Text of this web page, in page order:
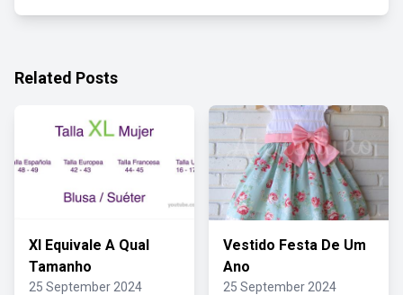
Related Posts
Xl Equivale A Qual
Tamanho
25 September 2024
Vestido Festa De Um
Ano
25 September 2024